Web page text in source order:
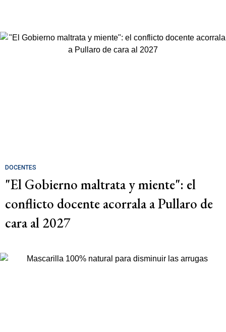
DOCENTES
"El Gobierno maltrata y miente": el
conflicto docente acorrala a Pullaro de
cara al 2027